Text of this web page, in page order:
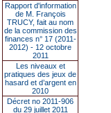
Rapport d'information
de M. François
TRUCY, fait au nom
de la commission des
finances n° 17 (2011-
2012) - 12 octobre
2011
Les niveaux et
pratiques des jeux de
hasard et d’argent en
2010
Décret no 2011-906
du 29 juillet 2011